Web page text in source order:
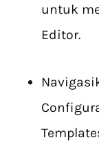
untuk
Editor.